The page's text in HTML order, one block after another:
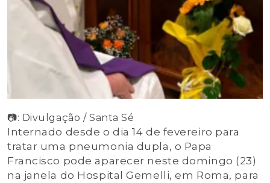
📷: Divulgação / Santa Sé
Internado desde o dia 14 de fevereiro para
tratar uma pneumonia dupla, o Papa
Francisco pode aparecer neste domingo (23)
na janela do Hospital Gemelli, em Roma, para